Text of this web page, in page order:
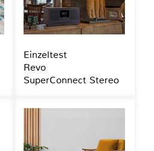
Einzeltest
Revo
SuperConnect Stereo